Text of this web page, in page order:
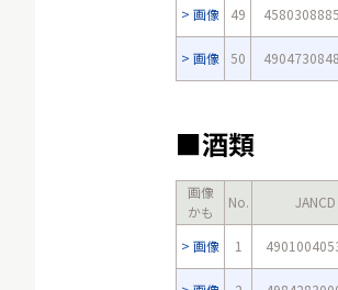
画像 49
画像 50
■酒類
画像
かも
No. JANCD
画像 1